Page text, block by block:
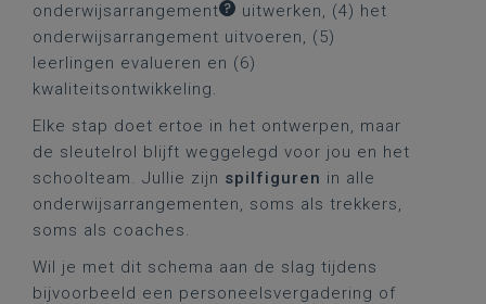
onderwijsarrangement
uitwerken, (4) het
onderwijsarrangement uitvoeren, (5)
leerlingen evalueren en (6)
kwaliteitsontwikkeling.
Elke stap doet ertoe in het ontwerpen, maar
de sleutelrol blijft weggelegd voor jou en het
schoolteam. Jullie zijn spilfiguren in alle
onderwijsarrangementen, soms als trekkers,
soms als coaches.
Wil je met dit schema aan de slag tijdens
bijvoorbeeld een personeelsvergadering of